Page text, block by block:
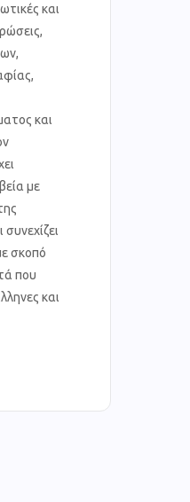
και
και
με
σκοπό
που
και